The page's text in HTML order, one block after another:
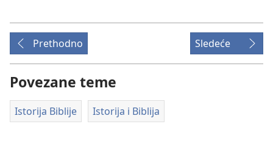
Prethodno Sledeće
Povezane teme
Istorija Biblije Istorija i Biblija